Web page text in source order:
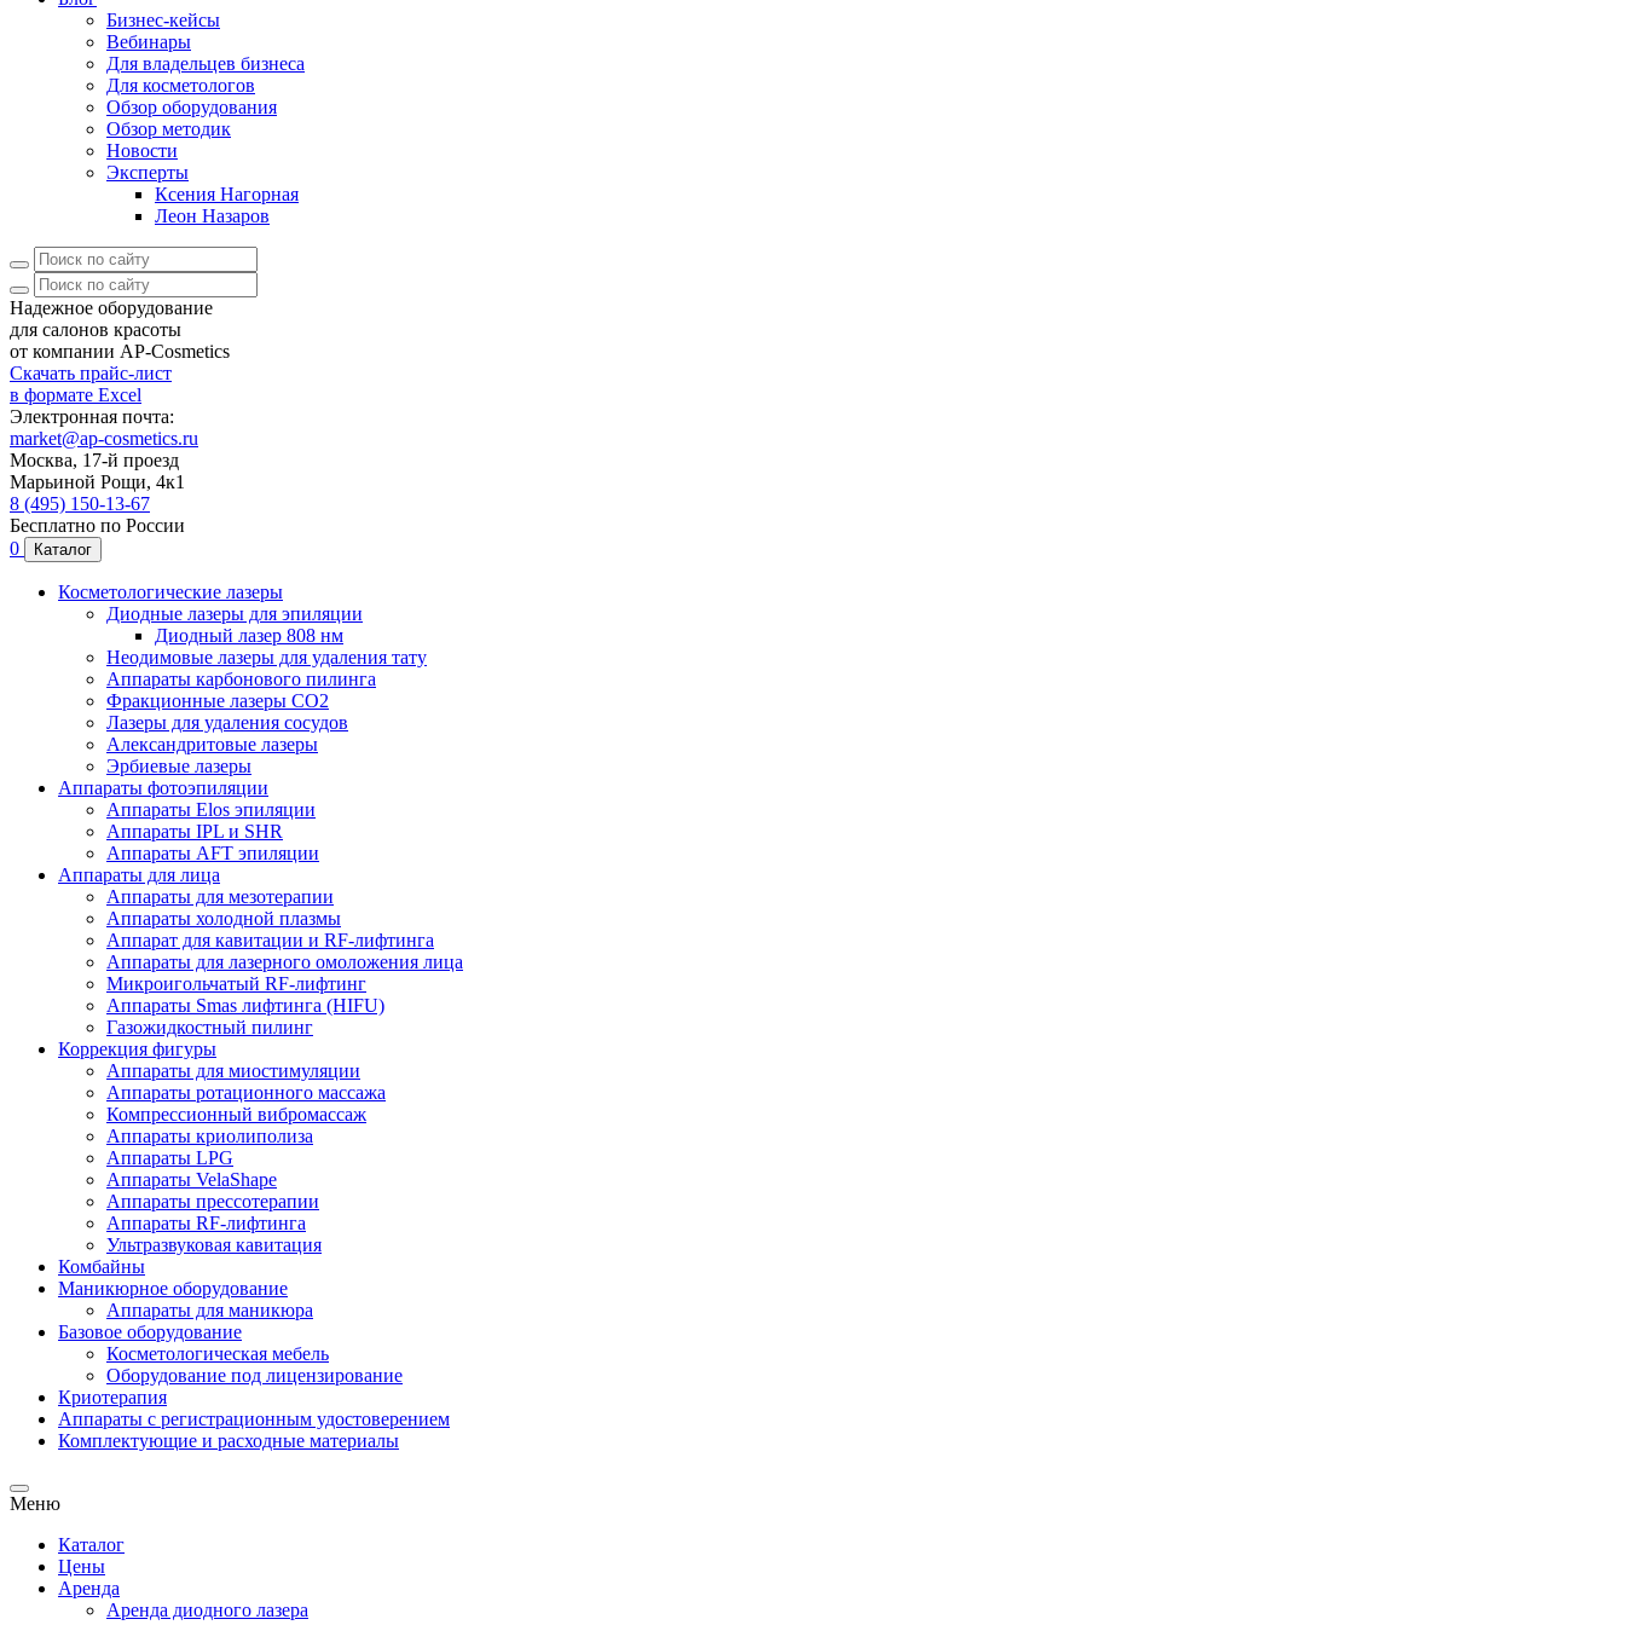
Отзывы
Блог
Бизнес-кейсы
Вебинары
Для владельцев бизнеса
Для косметологов
Обзор оборудования
Обзор методик
Новости
Эксперты
Ксения Нагорная
Леон Назаров
Надежное оборудование
для салонов красоты
от компании AP-Cosmetics
Скачать прайс-лист
в формате Excel
Электронная почта:
market@ap-cosmetics.ru
Москва, 17-й проезд
Марьиной Рощи, 4к1
8 (495) 150-13-67
Бесплатно по России
Каталог
Косметологические лазеры
Диодные лазеры для эпиляции
Диодный лазер 808 нм
Неодимовые лазеры для удаления тату
Аппараты карбонового пилинга
Фракционные лазеры CO2
Лазеры для удаления сосудов
Александритовые лазеры
Эрбиевые лазеры
Аппараты фотоэпиляции
Аппараты Elos эпиляции
Аппараты IPL и SHR
Аппараты AFT эпиляции
Аппараты для лица
Аппараты для мезотерапии
Аппараты холодной плазмы
Аппарат для кавитации и RF-лифтинга
Аппараты для лазерного омоложения лица
Микроигольчатый RF-лифтинг
Аппараты Smas лифтинга (HIFU)
Газожидкостный пилинг
Коррекция фигуры
Аппараты для миостимуляции
Аппараты ротационного массажа
Компрессионный вибромассаж
Аппараты криолиполиза
Аппараты LPG
Аппараты VelaShape
Аппараты прессотерапии
Аппараты RF-лифтинга
Ультразвуковая кавитация
Комбайны
Косметологическая мебель
Криотерапия